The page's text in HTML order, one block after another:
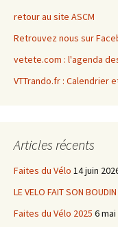
retour au site ASCM
Retrouvez nous sur
vetete.com : l'agenda
VTTrando.fr : Calendrier
Articles récents
Faites du Vélo 14 juin
LE VELO FAIT SON
Faites du Vélo 2025 6 mai